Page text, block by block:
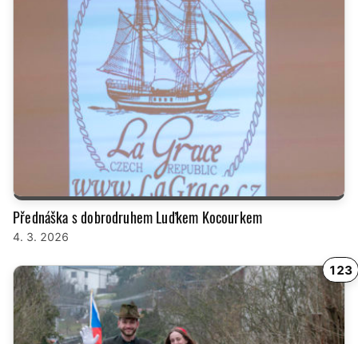
Přednáška s dobrodruhem Luďkem Kocourkem
4. 3. 2026
123